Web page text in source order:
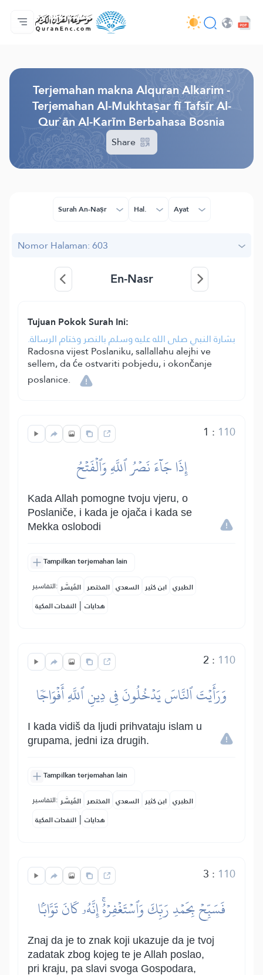
Beranda
Daftar isi terjemahan
Audio
Layanan pengembang - API
Tentang proyek ini
Hubungi kami
Bahasa
Terjemahan makna Alquran Alkarim -
Terjemahan Al-Mukhtaṣar fī Tafsīr Al-
Qur`ān Al-Karīm Berbahasa Bosnia
Share
Surah An-Naṣr Hal. Ayat
Nomor Halaman: 603
En-Nasr
Tujuan Pokok Surah Ini:
بشارة النبي صلى الله عليه وسلم بالنصر وختام الرسالة.
Radosna vijest Poslaniku, sallallahu alejhi ve
sellem, da će ostvariti pobjedu, i okončanje
poslanice.
1 : 110
إِذَا جَآءَ نَصۡرُ ٱللَّهِ وَٱلۡفَتۡحُ
Kada Allah pomogne tvoju vjeru, o
Poslaniče, i kada je ojača i kada se
Mekka oslobodi
Tampilkan terjemahan lain
التفاسير: المُيسَّر المختصر السعدي ابن كثير الطبري
النفحات المكية | هدايات
2 : 110
وَرَأَيۡتَ ٱلنَّاسَ يَدۡخُلُونَ فِي دِينِ ٱللَّهِ أَفۡوَاجٗا
I kada vidiš da ljudi prihvataju islam u
grupama, jedni iza drugih.
Tampilkan terjemahan lain
التفاسير: المُيسَّر المختصر السعدي ابن كثير الطبري
النفحات المكية | هدايات
3 : 110
فَسَبِّحۡ بِحَمۡدِ رَبِّكَ وَٱسۡتَغۡفِرۡهُۚ إِنَّهُۥ كَانَ تَوَّابَۢا
Znaj da je to znak koji ukazuje da je tvoj
zadatak zbog kojeg te je Allah poslao,
pri kraju, pa slavi svoga Gospodara,